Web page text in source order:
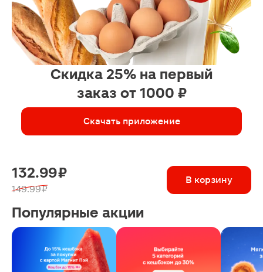
Скидка 25% на первый
заказ от 1000 ₽
Скачать приложение
132.99 ₽
149.99 ₽
В корзину
Популярные акции